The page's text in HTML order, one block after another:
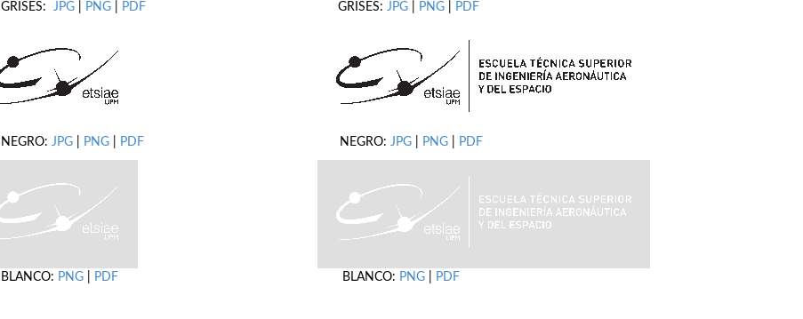
GRISES: JPG PNG PDF GRISES: JPG PNG PDF
NEGRO: JPG PNG PDF NEGRO: JPG PNG PDF
BLANCO: PNG PDF BLANCO: PNG PDF